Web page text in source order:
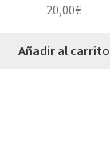
20,00€
Añadir al carrito